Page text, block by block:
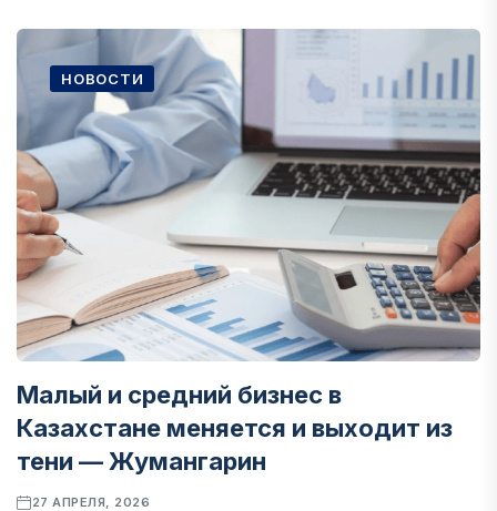
НОВОСТИ
Малый и средний бизнес в
Казахстане меняется и выходит из
тени — Жумангарин
27 АПРЕЛЯ, 2026